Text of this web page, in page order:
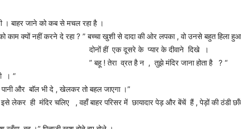
। बाहर जाने को कब से मचल रहा है ।
काम क्यों नहीं करने दे रहा ? ” बच्चा खुशी से दादा की ओर लपका , वो उनसे बहुत हिला
दोनों हीं एक दूसरे के प्यार के दीवाने दिखे ।
” बहू ! तेरा व्रत है न , तुझे मंदिर जाना होता है ? “
। “
और बाॅल भी दे , खेलकर तो बहल जाएगा ।”
इसे लेकर ही मंदिर चलिए , वहाँ बाहर परिसर में छायादार पेड़ और बेंचें हैं , पेड़ों की ठंडी